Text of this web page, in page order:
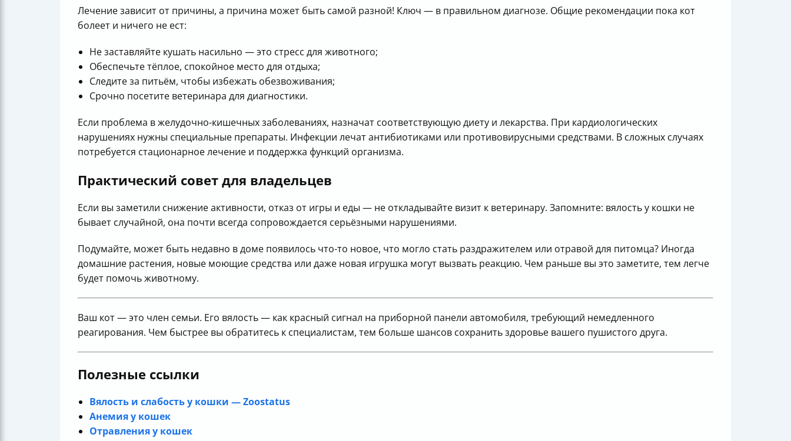
Лечение зависит от причины, а причина может быть самой разной! Ключ — в правильном диагнозе. Общие рекомендации пока кот
болеет и ничего не ест:
Не заставляйте кушать насильно — это стресс для животного;
Обеспечьте тёплое, спокойное место для отдыха;
Следите за питьём, чтобы избежать обезвоживания;
Срочно посетите ветеринара для диагностики.
Если проблема в желудочно-кишечных заболеваниях, назначат соответствующую диету и лекарства. При кардиологических
нарушениях нужны специальные препараты. Инфекции лечат антибиотиками или противовирусными средствами. В сложных случаях
потребуется стационарное лечение и поддержка функций организма.
Практический совет для владельцев
Если вы заметили снижение активности, отказ от игры и еды — не откладывайте визит к ветеринару. Запомните: вялость у кошки не
бывает случайной, она почти всегда сопровождается серьёзными нарушениями.
Подумайте, может быть недавно в доме появилось что-то новое, что могло стать раздражителем или отравой для питомца? Иногда
домашние растения, новые моющие средства или даже новая игрушка могут вызвать реакцию. Чем раньше вы это заметите, тем легче
будет помочь животному.
Ваш кот — это член семьи. Его вялость — как красный сигнал на приборной панели автомобиля, требующий немедленного
реагирования. Чем быстрее вы обратитесь к специалистам, тем больше шансов сохранить здоровье вашего пушистого друга.
Полезные ссылки
Вялость и слабость у кошки — Zoostatus
Анемия у кошек
Отравления у кошек